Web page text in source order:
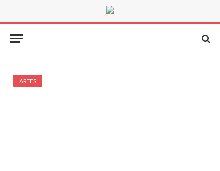
ARTES